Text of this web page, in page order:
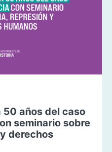
50 años del caso
seminario sobre
derechos